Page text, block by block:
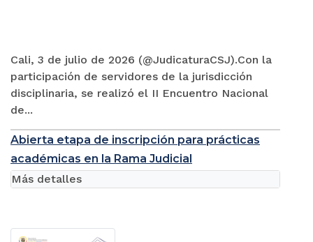
Cali, 3 de julio de 2026 (@JudicaturaCSJ).Con la
participación de servidores de la jurisdicción
disciplinaria, se realizó el II Encuentro Nacional
de...
Abierta etapa de inscripción para prácticas
académicas en la Rama Judicial
Más detalles